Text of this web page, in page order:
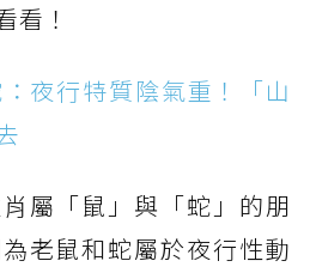
看！
夜行特質陰氣重！「山
屬「鼠」與「蛇」的朋
老鼠和蛇屬於夜行性動